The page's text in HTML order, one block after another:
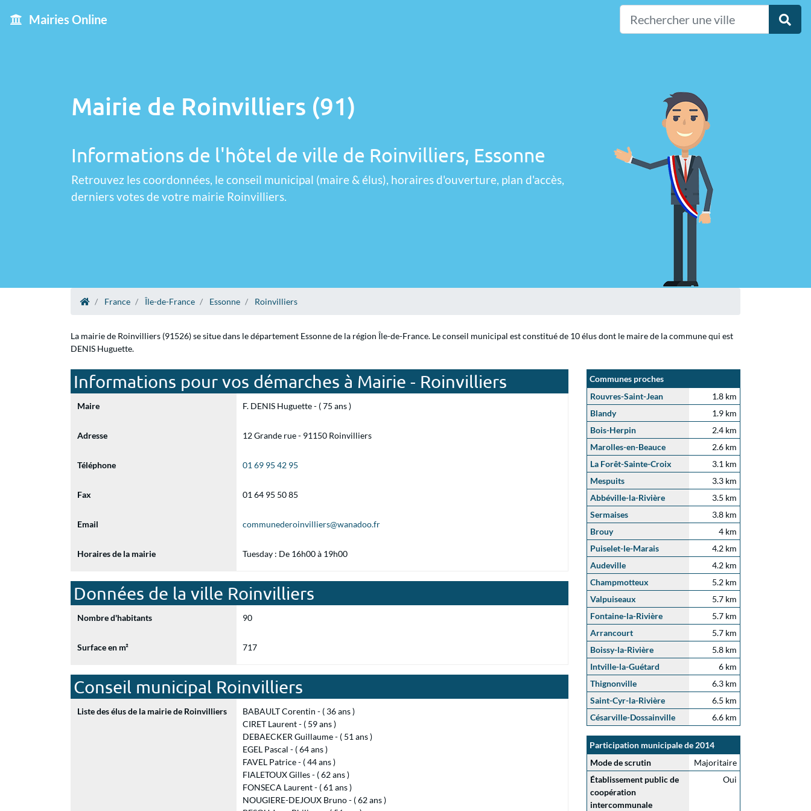
Mairies Online
Mairie de Roinvilliers (91)
Informations de l'hôtel de ville de Roinvilliers, Essonne
Retrouvez les coordonnées, le conseil municipal (maire & élus), horaires d'ouverture, plan d'accès,
derniers votes de votre mairie Roinvilliers.
France Île-de-France Essonne Roinvilliers
La mairie de Roinvilliers (91526) se situe dans le département Essonne de la région Île-de-France. Le conseil municipal est constitué de 10 élus dont le maire de la commune qui est
DENIS Huguette.
Informations pour vos démarches à Mairie - Roinvilliers
Maire F. DENIS Huguette - ( 75 ans )
Adresse 12 Grande rue - 91150 Roinvilliers
Téléphone 01 69 95 42 95
Fax 01 64 95 50 85
Email communederoinvilliers@wanadoo.fr
Horaires de la mairie Tuesday : De 16h00 à 19h00
Données de la ville Roinvilliers
Nombre d'habitants 90
Surface en m² 717
Conseil municipal Roinvilliers
Liste des élus de la mairie de Roinvilliers
BABAULT Corentin - ( 36 ans )
CIRET Laurent - ( 59 ans )
DEBAECKER Guillaume - ( 51 ans )
EGEL Pascal - ( 64 ans )
FAVEL Patrice - ( 44 ans )
FIALETOUX Gilles - ( 62 ans )
FONSECA Laurent - ( 61 ans )
NOUGIERE-DEJOUX Bruno - ( 62 ans )
Communes proches
Rouvres-Saint-Jean
1.8 km
Blandy
1.9 km
Bois-Herpin
2.4 km
Marolles-en-Beauce
2.6 km
La Forêt-Sainte-Croix
3.1 km
Mespuits
3.3 km
Abbéville-la-Rivière
3.5 km
Sermaises
3.8 km
Brouy
4 km
Puiselet-le-Marais
4.2 km
Audeville
4.2 km
Champmotteux
5.2 km
Valpuiseaux
5.7 km
Fontaine-la-Rivière
5.7 km
Arrancourt
5.7 km
Boissy-la-Rivière
5.8 km
Intville-la-Guétard
6 km
Thignonville
6.3 km
Saint-Cyr-la-Rivière
6.5 km
Césarville-Dossainville
6.6 km
Participation municipale de 2014
Mode de scrutin
Majoritaire
Établissement public de
coopération
intercommunale
Oui